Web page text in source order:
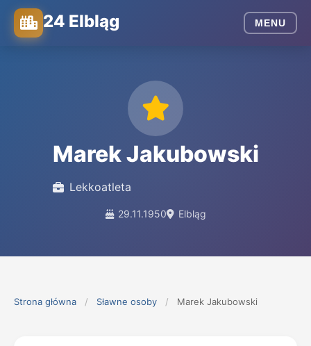
24 Elbląg MENU
Marek Jakubowski
Lekkoatleta
29.11.1950 Elbląg
Strona główna / Sławne osoby / Marek Jakubowski